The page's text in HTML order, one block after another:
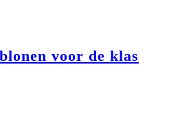
voor de klas